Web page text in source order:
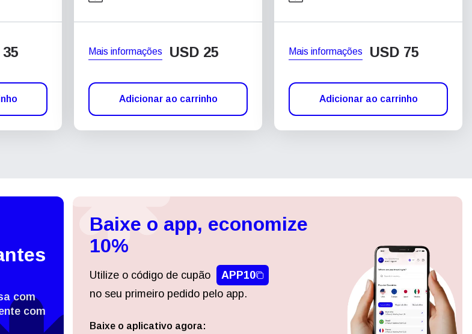
35 Mais informações USD 25
Adicionar ao carrinho
Mais informações USD 75
Adicionar ao carrinho
com
com
Baixe o app, economize
10%
Utilize o código de cupão
APP10
no seu primeiro pedido pelo app.
Baixe o aplicativo agora:
Entrar ou criar conta